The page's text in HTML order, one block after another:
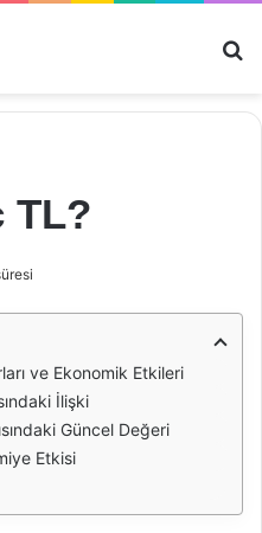
TL?
ve Ekonomik Etkileri
İlişki
Güncel Değeri
Etkisi